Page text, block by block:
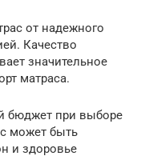
от надежного
Качество
значительное
матраса.
бюджет при выборе
может быть
и здоровье